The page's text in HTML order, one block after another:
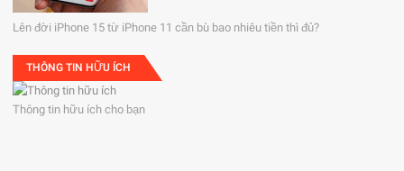
Lên đời iPhone 15 từ iPhone 11 cần bù bao nhiêu tiền thì đủ?
THÔNG TIN HỮU ÍCH
Thông tin hữu ích cho bạn